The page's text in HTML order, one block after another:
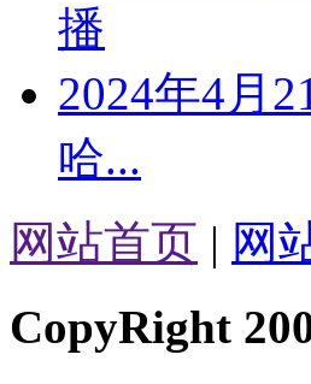
播
2024年4月
哈...
网站首页 | 网
CopyRight